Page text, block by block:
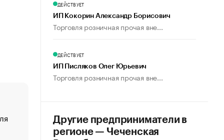
«От спорта тело стареет иначе». Как живет глава
создавшей GTA
ДЕЙСТВУЕТ
ИП Кокорин Александр Борисович
Торговля розничная прочая вне...
ДЕЙСТВУЕТ
ИП Писляков Олег Юрьевич
Торговля розничная прочая вне...
Другие предприниматели в
регионе — Чеченская